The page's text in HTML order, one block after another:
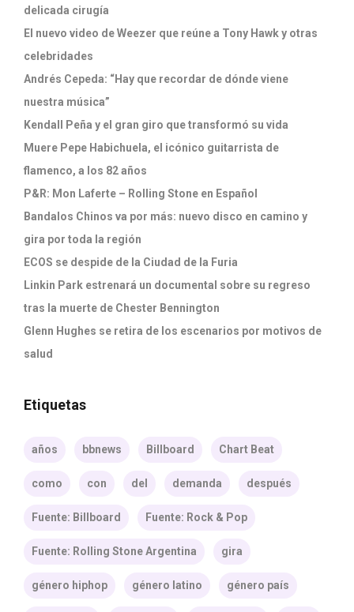
delicada cirugía
El nuevo video de Weezer que reúne a Tony Hawk y otras
celebridades
Andrés Cepeda: “Hay que recordar de dónde viene
nuestra música”
Kendall Peña y el gran giro que transformó su vida
Muere Pepe Habichuela, el icónico guitarrista de
flamenco, a los 82 años
P&R: Mon Laferte – Rolling Stone en Español
Bandalos Chinos va por más: nuevo disco en camino y
gira por toda la región
ECOS se despide de la Ciudad de la Furia
Linkin Park estrenará un documental sobre su regreso
tras la muerte de Chester Bennington
Glenn Hughes se retira de los escenarios por motivos de
salud
Etiquetas
años bbnews Billboard Chart Beat
como con del demanda después
Fuente: Billboard Fuente: Rock & Pop
Fuente: Rolling Stone Argentina gira
género hiphop género latino género país